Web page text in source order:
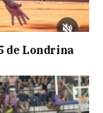
de Londrina